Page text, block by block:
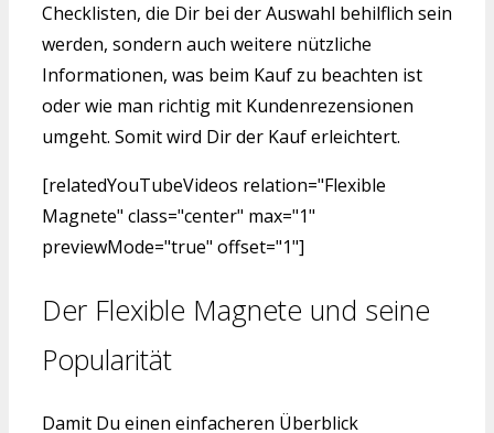
Checklisten, die Dir bei der Auswahl behilflich sein
werden, sondern auch weitere nützliche
Informationen, was beim Kauf zu beachten ist
oder wie man richtig mit Kundenrezensionen
umgeht. Somit wird Dir der Kauf erleichtert.
[relatedYouTubeVideos relation="Flexible
Magnete" class="center" max="1"
previewMode="true" offset="1"]
Der Flexible Magnete und seine
Popularität
Damit Du einen einfacheren Überblick